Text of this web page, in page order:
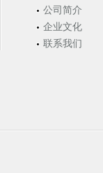
公司简介
企业文化
联系我们